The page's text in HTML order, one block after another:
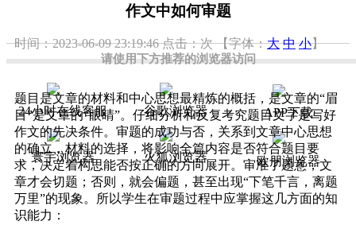
请使用下方推荐的浏览器访问
24小时在线客服 谷歌浏览器 APP下载
寰宇浏览器 火狐浏览器 欧朋浏览器
作文中如何审题
时间：2023-06-09 23:19:46点击：次 【字体：大 中 小】
题目是文章的材料和中心思想最精炼的概括，是文章的“眉
目”是文章的“眼睛”。仔细分析和反复考究题目文字是写好
作文的先决条件。审题的成功与否，关系到文章中心思想
的确立，材料的选择，将影响全篇内容是否符合题目要
求，决定着构思能否按正确的方向展开。审准了题意，文
章才会切题；否则，就会偏题，甚至出现“下笔千言，离题
万里”的现象。所以学生在审题过程中应掌握这几方面的知
识能力：